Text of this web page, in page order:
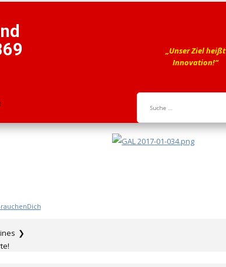
„Unser Ziel heißt
Innovation!“
❯